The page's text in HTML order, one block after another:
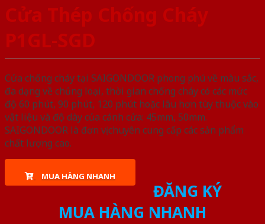
Cửa Thép Chống Cháy
P1GL-SGD
Cửa chống cháy tại SAIGONDOOR phong phú về màu sắc,
đa dạng về chủng loại, thời gian chống cháy có các mức
độ 60 phút, 90 phút, 120 phút hoặc lâu hơn tùy thuộc vào
vật liệu và độ dày của cánh cửa: 45mm, 50mm.
SAIGONDOOR là đơn vị chuyên cung cấp các sản phẩm
chất lượng cao.
MUA HÀNG NHANH
ĐĂNG KÝ
MUA HÀNG NHANH